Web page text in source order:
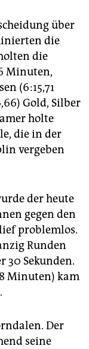
über
die
die
Minuten,
(6:15,71
Gold, Silber
holte
die in der
vergeben
der heute
gegen den
problemlos.
Runden
30 Sekunden.
Minuten) kam
Der
seine